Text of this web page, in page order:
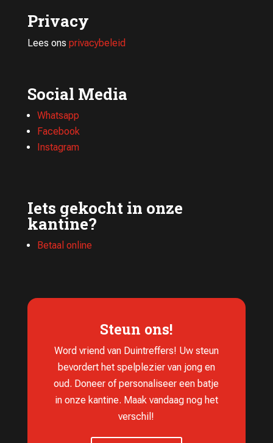
Privacy
Lees ons privacybeleid
Social Media
Whatsapp
Facebook
Instagram
Iets gekocht in onze
kantine?
Betaal online
Steun ons!
Word vriend van Duintreffers! Uw steun
bevordert het spelplezier van jong en
oud. Doneer of personaliseer een batje
in onze kantine. Maak vandaag nog het
verschil!